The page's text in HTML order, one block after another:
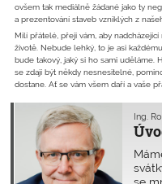
ovšem tak mediálně žádané jako ty
a prezentování staveb vzniklých z
Milí přátelé, přeji vám, aby
životě. Nebude lehký, to je asi
bude takový, jaký si ho sami uděláme.
se zdají být někdy nesnesitelné,
dostane. Ať se vám všem daří a vaše
Ing.